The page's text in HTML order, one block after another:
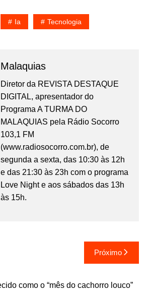
Ia Tecnologia
Malaquias
Diretor da REVISTA DESTAQUE
DIGITAL, apresentador do
Programa A TURMA DO
MALAQUIAS pela Rádio Socorro
103,1 FM
(www.radiosocorro.com.br), de
segunda a sexta, das 10:30 às 12h
e das 21:30 às 23h com o programa
Love Night e aos sábados das 13h
às 15h.
Próximo